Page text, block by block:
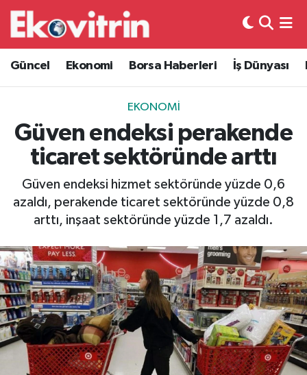
Güncel Ekonomi Borsa Haberleri İş Dünyası
EKONOMI
Güven endeksi perakende
ticaret sektöründe arttı
Güven endeksi hizmet sektöründe yüzde 0,6
azaldı, perakende ticaret sektöründe yüzde 0,8
arttı, inşaat sektöründe yüzde 1,7 azaldı.
Güncel
Ekonomi
Borsa Haberleri
İş Dünyası
Lojistik
Otovitrin
Asayiş
Magazin
Gayrimenkul
Spor
Hava Durumu
Trafik Durumu
Süper Lig Puan Durumu ve Fikstür
Tüm Manşetler
Son Dakika Haberleri
Haber Arşivi